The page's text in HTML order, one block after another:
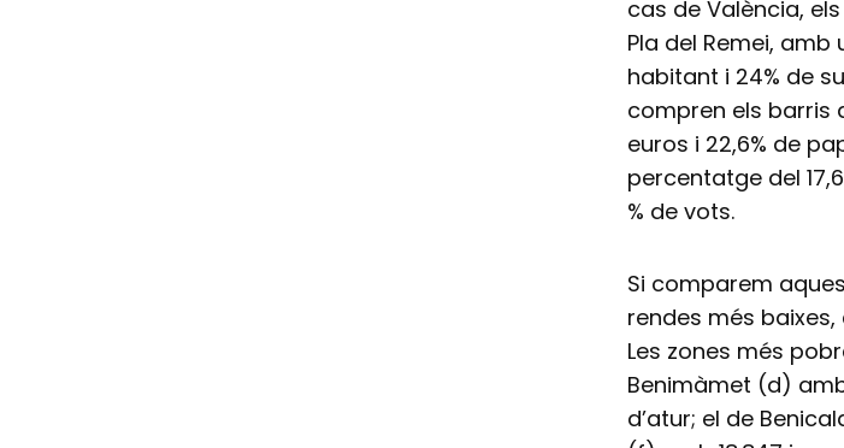
cas de València,
Pla del Remei,
habitant i 24% de
compren els barris
euros i 22,6% de
percentatge del
% de vots.
Si comparem
rendes més
Les zones més
Benimàmet (d)
d’atur; el de